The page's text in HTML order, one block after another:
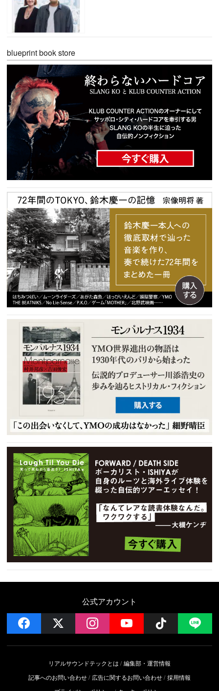
blueprint book store
公式アカウント
facebook instagramYouTube Follow
リアルサウンドテックとは
編集部・運営情報
記事へのお問い合わせ
広告に関するお問い合わせ 採用情報